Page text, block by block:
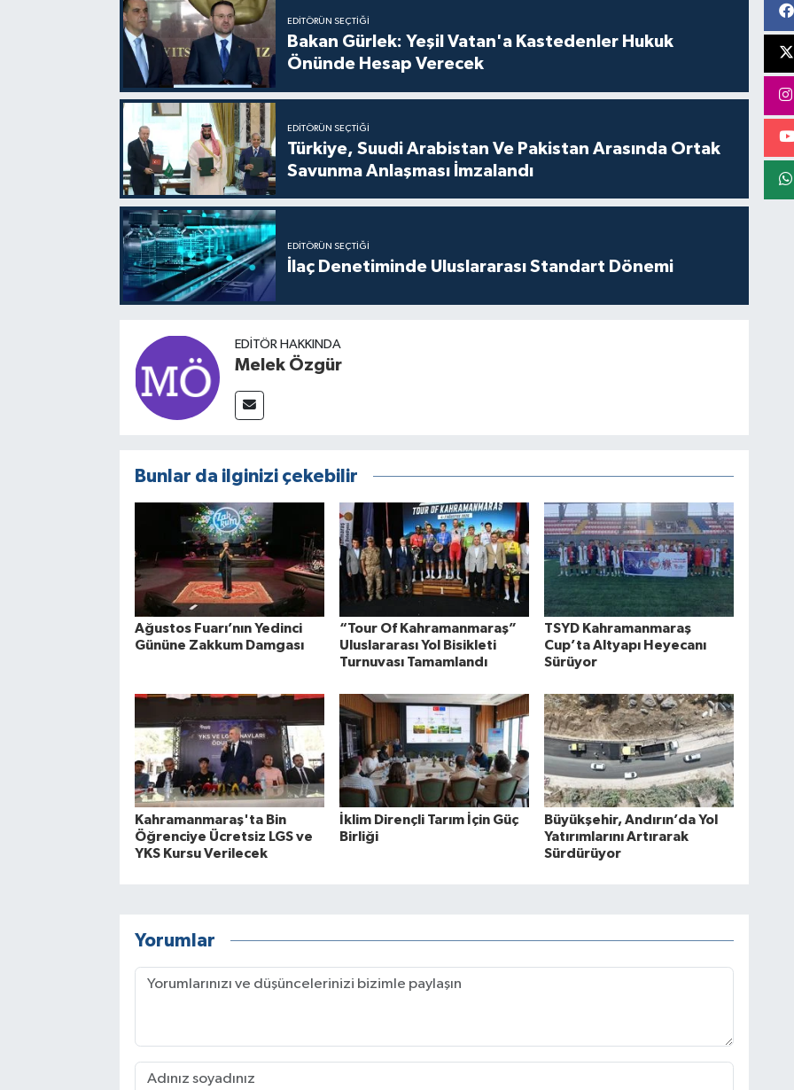
EDITÖRÜN SEÇTIĞI
Bakan Gürlek: Yeşil Vatan'a Kastedenler Hukuk
Önünde Hesap Verecek
EDITÖRÜN SEÇTIĞI
Türkiye, Suudi Arabistan Ve Pakistan Arasında Ortak
Savunma Anlaşması İmzalandı
EDITÖRÜN SEÇTIĞI
İlaç Denetiminde Uluslararası Standart Dönemi
EDITÖR HAKKINDA
Melek Özgür
Bunlar da ilginizi çekebilir
Ağustos Fuarı’nın Yedinci
Gününe Zakkum Damgası
“Tour Of Kahramanmaraş”
Uluslararası Yol Bisikleti
Turnuvası Tamamlandı
TSYD Kahramanmaraş
Cup’ta Altyapı Heyecanı
Sürüyor
Kahramanmaraş'ta Bin
Öğrenciye Ücretsiz LGS ve
YKS Kursu Verilecek
İklim Dirençli Tarım İçin Güç
Birliği
Büyükşehir, Andırın’da Yol
Yatırımlarını Artırarak
Sürdürüyor
Yorumlar